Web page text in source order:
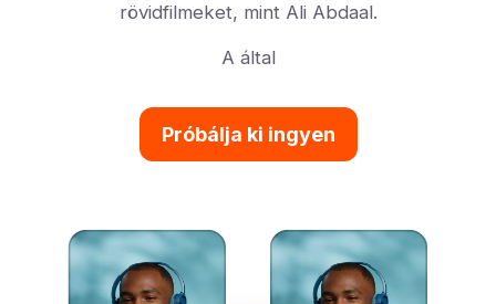
rövidfilmeket, mint Ali Abdaal.
A által
Próbálja ki ingyen